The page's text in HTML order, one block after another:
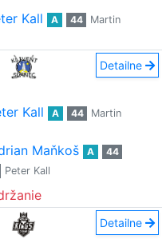
Kall A 44
Martin
Detailne
Kall A 44
Martin
Maňkoš A
44
Peter Kall
Detailne